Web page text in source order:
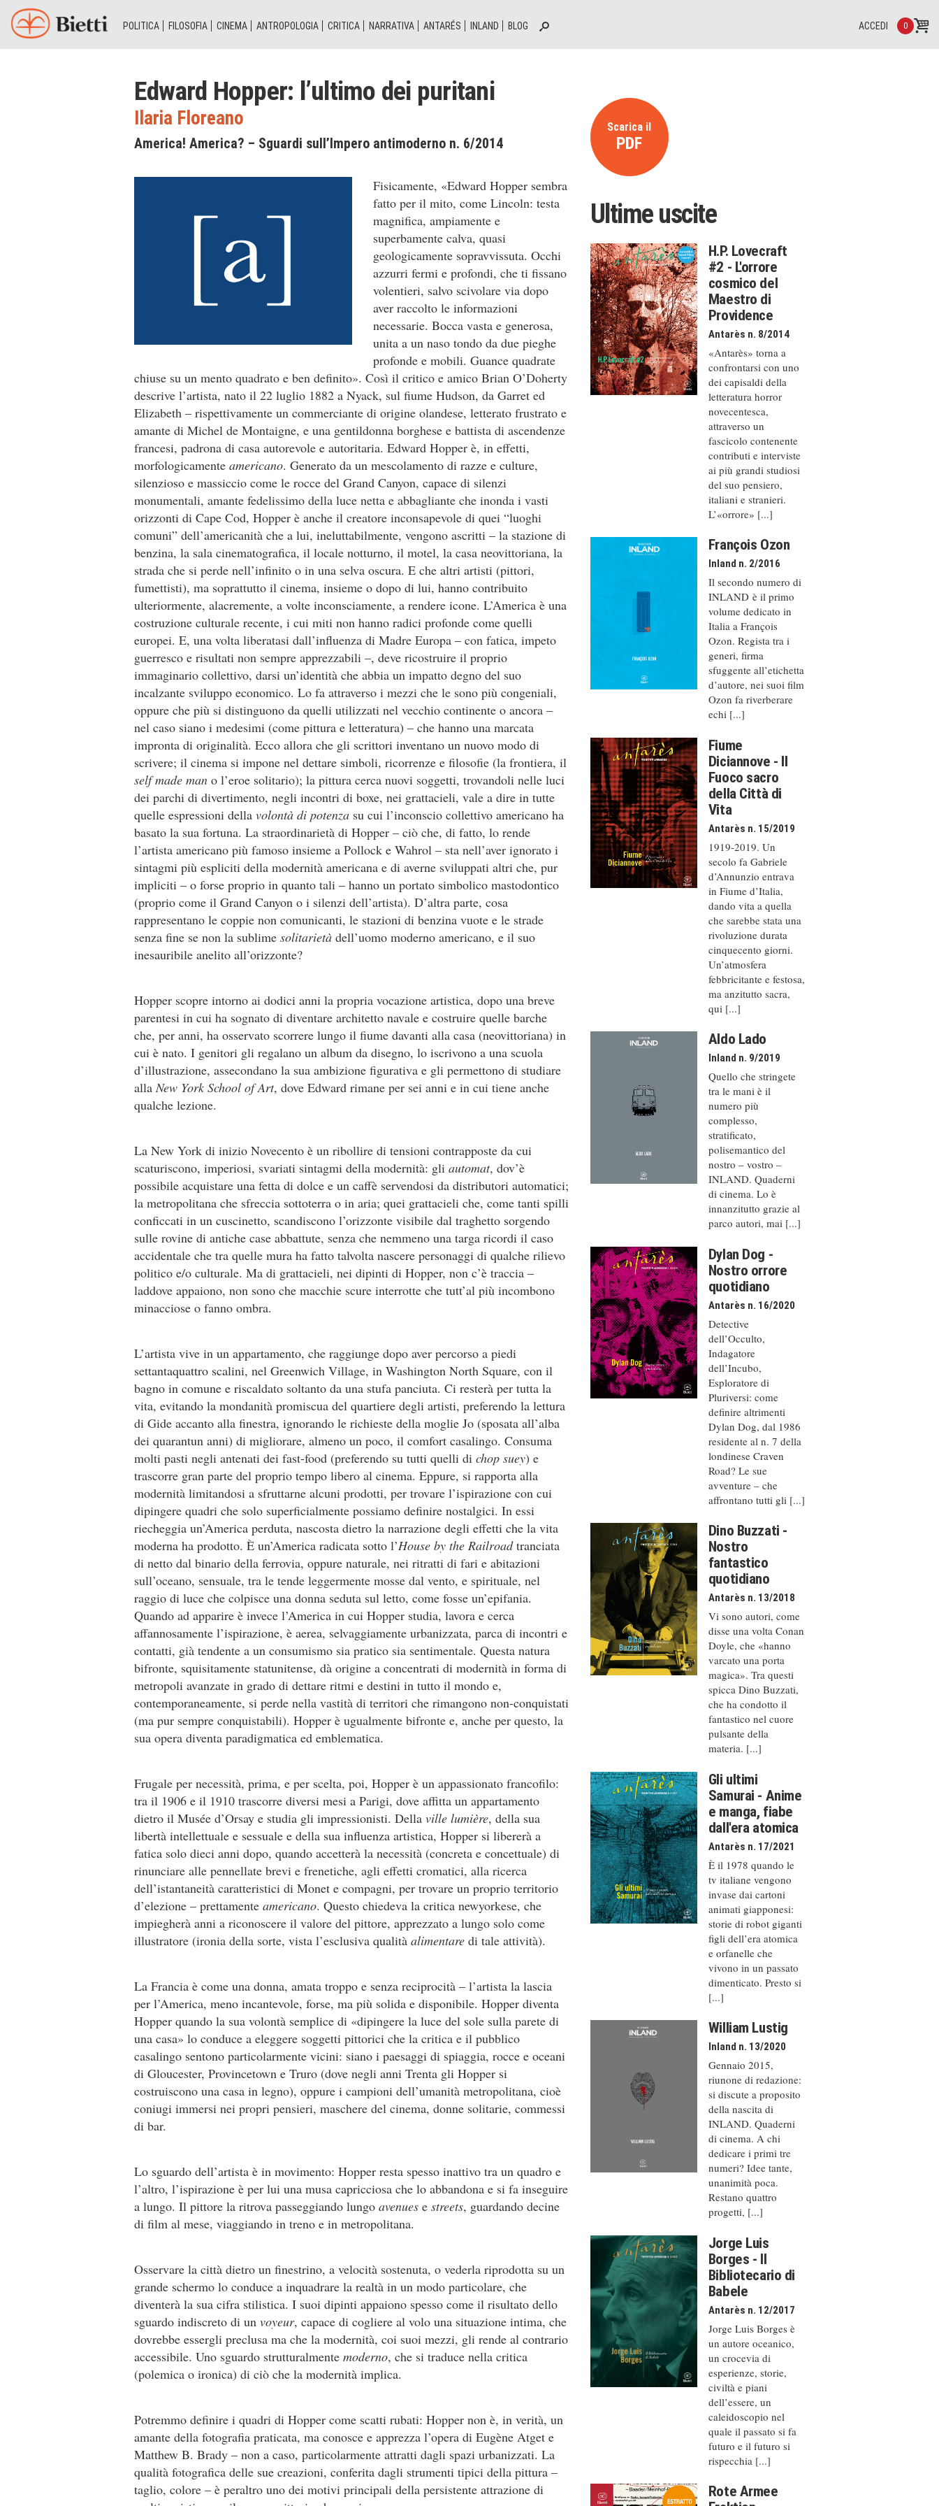
POLITICA FILOSOFIA CINEMA ANTROPOLOGIA CRITICA NARRATIVA ANTARÉS INLAND BLOG 0
ACCEDI
Edward Hopper: l’ultimo dei puritani
Ilaria Floreano
America! America? – Sguardi sull’Impero antimoderno n. 6/2014
Fisicamente, «Edward Hopper sembra
fatto per il mito, come Lincoln: testa
magnifica, ampiamente e
superbamente calva, quasi
geologicamente sopravvissuta. Occhi
azzurri fermi e profondi, che ti fissano
volentieri, salvo scivolare via dopo
aver raccolto le informazioni
necessarie. Bocca vasta e generosa,
unita a un naso tondo da due pieghe
profonde e mobili. Guance quadrate
chiuse su un mento quadrato e ben definito». Così il critico e amico Brian O’Doherty
descrive l’artista, nato il 22 luglio 1882 a Nyack, sul fiume Hudson, da Garret ed
Elizabeth – rispettivamente un commerciante di origine olandese, letterato frustrato e
amante di Michel de Montaigne, e una gentildonna borghese e battista di ascendenze
francesi, padrona di casa autorevole e autoritaria. Edward Hopper è, in effetti,
morfologicamente americano. Generato da un mescolamento di razze e culture,
silenzioso e massiccio come le rocce del Grand Canyon, capace di silenzi
monumentali, amante fedelissimo della luce netta e abbagliante che inonda i vasti
orizzonti di Cape Cod, Hopper è anche il creatore inconsapevole di quei “luoghi
comuni” dell’americanità che a lui, ineluttabilmente, vengono ascritti – la stazione di
benzina, la sala cinematografica, il locale notturno, il motel, la casa neovittoriana, la
strada che si perde nell’infinito o in una selva oscura. E che altri artisti (pittori,
fumettisti), ma soprattutto il cinema, insieme o dopo di lui, hanno contribuito
ulteriormente, alacremente, a volte inconsciamente, a rendere icone. L’America è una
costruzione culturale recente, i cui miti non hanno radici profonde come quelli
europei. E, una volta liberatasi dall’influenza di Madre Europa – con fatica, impeto
guerresco e risultati non sempre apprezzabili –, deve ricostruire il proprio
immaginario collettivo, darsi un’identità che abbia un impatto degno del suo
incalzante sviluppo economico. Lo fa attraverso i mezzi che le sono più congeniali,
oppure che più si distinguono da quelli utilizzati nel vecchio continente o ancora –
nel caso siano i medesimi (come pittura e letteratura) – che hanno una marcata
impronta di originalità. Ecco allora che gli scrittori inventano un nuovo modo di
scrivere; il cinema si impone nel dettare simboli, ricorrenze e filosofie (la frontiera, il
self made man o l’eroe solitario); la pittura cerca nuovi soggetti, trovandoli nelle luci
dei parchi di divertimento, negli incontri di boxe, nei grattacieli, vale a dire in tutte
quelle espressioni della volontà di potenza su cui l’inconscio collettivo americano ha
basato la sua fortuna. La straordinarietà di Hopper – ciò che, di fatto, lo rende
l’artista americano più famoso insieme a Pollock e Wahrol – sta nell’aver ignorato i
sintagmi più espliciti della modernità americana e di averne sviluppati altri che, pur
impliciti – o forse proprio in quanto tali – hanno un portato simbolico mastodontico
(proprio come il Grand Canyon o i silenzi dell’artista). D’altra parte, cosa
rappresentano le coppie non comunicanti, le stazioni di benzina vuote e le strade
senza fine se non la sublime solitarietà dell’uomo moderno americano, e il suo
inesauribile anelito all’orizzonte?
Hopper scopre intorno ai dodici anni la propria vocazione artistica, dopo una breve
parentesi in cui ha sognato di diventare architetto navale e costruire quelle barche
che, per anni, ha osservato scorrere lungo il fiume davanti alla casa (neovittoriana) in
cui è nato. I genitori gli regalano un album da disegno, lo iscrivono a una scuola
d’illustrazione, assecondano la sua ambizione figurativa e gli permettono di studiare
allaNew York School of Art, dove Edward rimane per sei anni e in cui tiene anche
qualche lezione.
La New York di inizio Novecento è un ribollire di tensioni contrapposte da cui
scaturiscono, imperiosi, svariati sintagmi della modernità: gli automat, dov’è
possibile acquistare una fetta di dolce e un caffè servendosi da distributori automatici;
la metropolitana che sfreccia sottoterra o in aria; quei grattacieli che, come tanti spilli
conficcati in un cuscinetto, scandiscono l’orizzonte visibile dal traghetto sorgendo
sulle rovine di antiche case abbattute, senza che nemmeno una targa ricordi il caso
accidentale che tra quelle mura ha fatto talvolta nascere personaggi di qualche rilievo
politico e/o culturale. Ma di grattacieli, nei dipinti di Hopper, non c’è traccia –
laddove appaiono, non sono che macchie scure interrotte che tutt’al più incombono
minacciose o fanno ombra.
L’artista vive in un appartamento, che raggiunge dopo aver percorso a piedi
settantaquattro scalini, nel Greenwich Village, in Washington North Square, con il
bagno in comune e riscaldato soltanto da una stufa panciuta. Ci resterà per tutta la
vita, evitando la mondanità promiscua del quartiere degli artisti, preferendo la lettura
di Gide accanto alla finestra, ignorando le richieste della moglie Jo (sposata all’alba
dei quarantun anni) di migliorare, almeno un poco, il comfort casalingo. Consuma
molti pasti negli antenati dei fast-food (preferendo su tutti quelli di chop suey) e
trascorre gran parte del proprio tempo libero al cinema. Eppure, si rapporta alla
modernità limitandosi a sfruttarne alcuni prodotti, per trovare l’ispirazione con cui
dipingere quadri che solo superficialmente possiamo definire nostalgici. In essi
riecheggia un’America perduta, nascosta dietro la narrazione degli effetti che la vita
moderna ha prodotto. È un’America radicata sotto l’House by the Railroadtranciata
di netto dal binario della ferrovia, oppure naturale, nei ritratti di fari e abitazioni
sull’oceano, sensuale, tra le tende leggermente mosse dal vento, e spirituale, nel
raggio di luce che colpisce una donna seduta sul letto, come fosse un’epifania.
Quando ad apparire è invece l’America in cui Hopper studia, lavora e cerca
affannosamente l’ispirazione, è aerea, selvaggiamente urbanizzata, parca di incontri e
contatti, già tendente a un consumismo sia pratico sia sentimentale. Questa natura
bifronte, squisitamente statunitense, dà origine a concentrati di modernità in forma di
metropoli avanzate in grado di dettare ritmi e destini in tutto il mondo e,
contemporaneamente, si perde nella vastità di territori che rimangono non-conquistati
(ma pur sempre conquistabili). Hopper è ugualmente bifronte e, anche per questo, la
sua opera diventa paradigmatica ed emblematica.
Frugale per necessità, prima, e per scelta, poi, Hopper è un appassionato francofilo:
tra il 1906 e il 1910 trascorre diversi mesi a Parigi, dove affitta un appartamento
dietro il Musée d’Orsay e studia gli impressionisti. Della ville lumière, della sua
libertà intellettuale e sessuale e della sua influenza artistica, Hopper si libererà a
fatica solo dieci anni dopo, quando accetterà la necessità (concreta e concettuale) di
rinunciare alle pennellate brevi e frenetiche, agli effetti cromatici, alla ricerca
dell’istantaneità caratteristici di Monet e compagni, per trovare un proprio territorio
d’elezione – prettamente americano. Questo chiedeva la critica newyorkese, che
impiegherà anni a riconoscere il valore del pittore, apprezzato a lungo solo come
illustratore (ironia della sorte, vista l’esclusiva qualità alimentare di tale attività).
La Francia è come una donna, amata troppo e senza reciprocità – l’artista la lascia
per l’America, meno incantevole, forse, ma più solida e disponibile. Hopper diventa
Hopper quando la sua volontà semplice di «dipingere la luce del sole sulla parete di
una casa» lo conduce a eleggere soggetti pittorici che la critica e il pubblico
casalingo sentono particolarmente vicini: siano i paesaggi di spiaggia, rocce e oceani
di Gloucester, Provincetown e Truro (dove negli anni Trenta gli Hopper si
costruiscono una casa in legno), oppure i campioni dell’umanità metropolitana, cioè
coniugi immersi nei propri pensieri, maschere del cinema, donne solitarie, commessi
di bar.
Lo sguardo dell’artista è in movimento: Hopper resta spesso inattivo tra un quadro e
l’altro, l’ispirazione è per lui una musa capricciosa che lo abbandona e si fa inseguire
a lungo. Il pittore la ritrova passeggiando lungo avenues e streets, guardando decine
di film al mese, viaggiando in treno e in metropolitana.
Osservare la città dietro un finestrino, a velocità sostenuta, o vederla riprodotta su un
grande schermo lo conduce a inquadrare la realtà in un modo particolare, che
diventerà la sua cifra stilistica. I suoi dipinti appaiono spesso come il risultato dello
sguardo indiscreto di un voyeur, capace di cogliere al volo una situazione intima, che
dovrebbe essergli preclusa ma che la modernità, coi suoi mezzi, gli rende al contrario
accessibile. Uno sguardo strutturalmente moderno, che si traduce nella critica
(polemica o ironica) di ciò che la modernità implica.
Potremmo definire i quadri di Hopper come scatti rubati: Hopper non è, in verità, un
amante della fotografia praticata, ma conosce e apprezza l’opera di Eugène Atget e
Matthew B. Brady – non a caso, particolarmente attratti dagli spazi urbanizzati. La
qualità fotografica delle sue creazioni, conferita dagli strumenti tipici della pittura –
taglio, colore – è peraltro uno dei motivi principali della persistente attrazione di
Scarica il
PDF
Ultime uscite
H.P. Lovecraft
#2 - L'orrore
cosmico del
Maestro di
Providence
Antarès n. 8/2014
«Antarès» torna a
confrontarsi con uno
dei capisaldi della
letteratura horror
novecentesca,
attraverso un
fascicolo contenente
contributi e interviste
ai più grandi studiosi
del suo pensiero,
italiani e stranieri.
L’«orrore» [...]
François Ozon
Inland n. 2/2016
Il secondo numero di
INLAND è il primo
volume dedicato in
Italia a François
Ozon. Regista tra i
generi, firma
sfuggente all’etichetta
d’autore, nei suoi film
Ozon fa riverberare
echi [...]
Fiume
Diciannove - Il
Fuoco sacro
della Città di
Vita
Antarès n. 15/2019
1919-2019. Un
secolo fa Gabriele
d’Annunzio entrava
in Fiume d’Italia,
dando vita a quella
che sarebbe stata una
rivoluzione durata
cinquecento giorni.
Un’atmosfera
febbricitante e festosa,
ma anzitutto sacra,
qui [...]
Aldo Lado
Inland n. 9/2019
Quello che stringete
tra le mani è il
numero più
complesso,
stratificato,
polisemantico del
nostro – vostro –
INLAND. Quaderni
di cinema. Lo è
innanzitutto grazie al
parco autori, mai [...]
Dylan Dog -
Nostro orrore
quotidiano
Antarès n. 16/2020
Detective
dell’Occulto,
Indagatore
dell’Incubo,
Esploratore di
Pluriversi: come
definire altrimenti
Dylan Dog, dal 1986
residente al n. 7 della
londinese Craven
Road? Le sue
avventure – che
affrontano tutti gli [...]
Dino Buzzati -
Nostro
fantastico
quotidiano
Antarès n. 13/2018
Vi sono autori, come
disse una volta Conan
Doyle, che «hanno
varcato una porta
magica». Tra questi
spicca Dino Buzzati,
che ha condotto il
fantastico nel cuore
pulsante della
materia. [...]
Gli ultimi
Samurai - Anime
e manga, fiabe
dall'era atomica
Antarès n. 17/2021
È il 1978 quando le
tv italiane vengono
invase dai cartoni
animati giapponesi:
storie di robot giganti
figli dell’era atomica
e orfanelle che
vivono in un passato
dimenticato. Presto si
[...]
William Lustig
Inland n. 13/2020
Gennaio 2015,
riunone di redazione:
si discute a proposito
della nascita di
INLAND. Quaderni
di cinema. A chi
dedicare i primi tre
numeri? Idee tante,
unanimità poca.
Restano quattro
progetti, [...]
Jorge Luis
Borges - Il
Bibliotecario di
Babele
Antarès n. 12/2017
Jorge Luis Borges è
un autore oceanico,
un crocevia di
esperienze, storie,
civiltà e piani
dell’essere, un
caleido­scopio nel
quale il passato si fa
futuro e il futuro si
rispecchia [...]
Rote Armee